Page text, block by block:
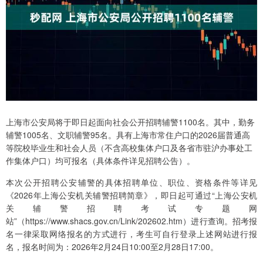
上海市公安局将于即日起面向社会公开招聘辅警1100名。其中，勤务
辅警1005名、文职辅警95名。具有上海市常住户口的2026届普通高
等院校毕业生和社会人员（不含高校集体户口及各省市驻沪办事处工
作集体户口）均可报名（具体条件详见招聘公告）。
本次公开招聘公安辅警的具体招聘单位、职位、资格条件等详见
《2026年上海公安机关辅警招聘简章》，即日起可通过“上海公安机
关辅警招聘考试专题网
站”（https://www.shacs.gov.cn/Link/202602.htm）进行查询。招考报
名一律采取网络报名的方式进行，考生可自行登录上述网站进行报
名，报名时间为：2026年2月24日10:00至2月28日17:00。